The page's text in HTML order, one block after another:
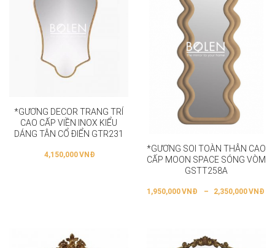
*GƯƠNG DECOR TRANG TRÍ
CAO CẤP VIỀN INOX KIỂU
DÁNG TÂN CỔ ĐIỂN GTR231
4,150,000VNĐ
*GƯƠNG SOI TOÀN THÂN CAO
CẤP MOON SPACE SÓNG VÒM
GSTT258A
1,950,000VNĐ – 2,350,000VNĐ